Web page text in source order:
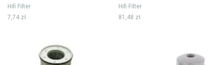
Hifi Filter
7,74 zł
Hifi Filter
81,48 zł